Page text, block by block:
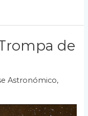
de
Astronómico,